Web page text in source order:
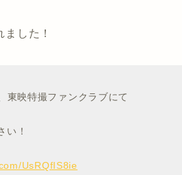
した！
東映特撮ファンクラブにて
い！
UsRQfIS8ie